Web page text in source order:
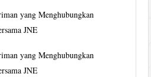
yang Menghubungkan
JNE
yang Menghubungkan
JNE